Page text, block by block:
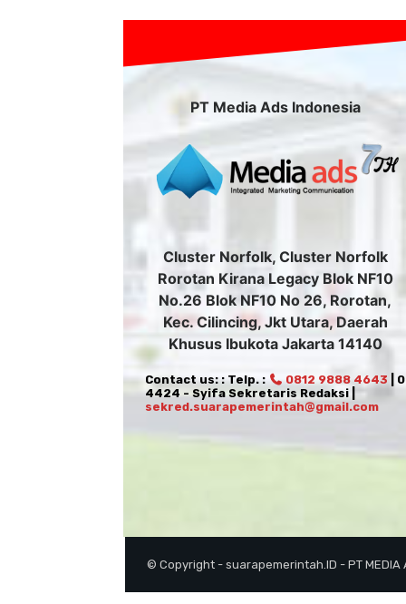
PT Media Ads Indonesia
Cluster Norfolk, Cluster Norfolk
Rorotan Kirana Legacy Blok NF10
No.26 Blok NF10 No 26, Rorotan,
Kec. Cilincing, Jkt Utara, Daerah
Khusus Ibukota Jakarta 14140
Contact us: : Telp. : 0812 9888 4643 |
4424 - Syifa Sekretaris Redaksi |
sekred.suarapemerintah@gmail.com
© Copyright - suarapemerintah.ID - PT MEDIA